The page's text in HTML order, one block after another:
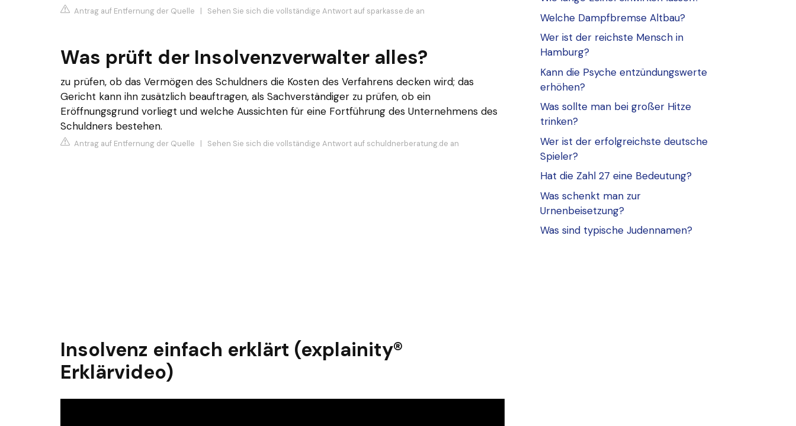
Antrag auf Entfernung der Quelle | Sehen Sie sich die vollständige Antwort auf sparkasse.de an
Was prüft der Insolvenzverwalter alles?
zu prüfen, ob das Vermögen des Schuldners die Kosten des Verfahrens decken wird; das
Gericht kann ihn zusätzlich beauftragen, als Sachverständiger zu prüfen, ob ein
Eröffnungsgrund vorliegt und welche Aussichten für eine Fortführung des Unternehmens des
Schuldners bestehen.
Antrag auf Entfernung der Quelle | Sehen Sie sich die vollständige Antwort auf schuldnerberatung.de an
Insolvenz einfach erklärt (explainity®
Erklärvideo)
Welche Dampfbremse Altbau?
Wer ist der reichste Mensch in
Hamburg?
Kann die Psyche entzündungswerte
erhöhen?
Was sollte man bei großer Hitze
trinken?
Wer ist der erfolgreichste deutsche
Spieler?
Hat die Zahl 27 eine Bedeutung?
Was schenkt man zur
Urnenbeisetzung?
Was sind typische Judennamen?